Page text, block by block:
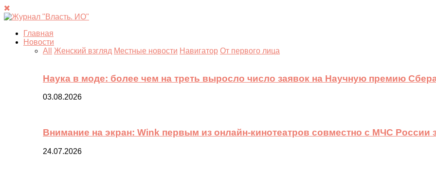
Главная
Новости
All
Женский взгляд Местные новости Навигатор От первого лица
Наука в моде: более чем на треть выросло число заявок на Научную премию
03.08.2026
Внимание на экран: Wink первым из онлайн-кинотеатров совместно с МЧС России
24.07.2026